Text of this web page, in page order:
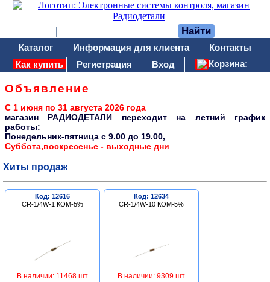
Каталог Информация для клиента
Контакты
Как купить
Регистрация Вход Корзина:
Объявление
С 1 июня по 31 августа 2026 года
магазин РАДИОДЕТАЛИ переходит на летний график
работы:
Понедельник-пятница c 9.00 до 19.00,
Суббота,воскресенье - выходные дни
Хиты продаж
Код: 12616
CR-1/4W-1 КОМ-5%
В наличии: 11468 шт
Код: 12634
CR-1/4W-10 КОМ-5%
В наличии: 9309 шт